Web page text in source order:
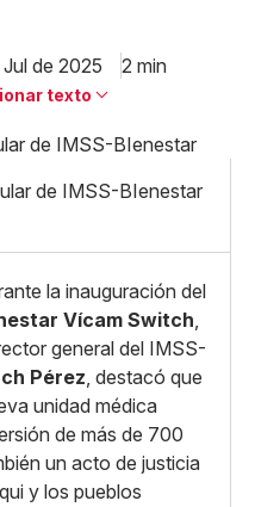
Jul de 2025 2 min
texto
de IMSS-BIenestar
la inauguración del
Vícam Switch,
general del IMSS-
Pérez, destacó que
unidad médica
de más de 700
un acto de justicia
y los pueblos